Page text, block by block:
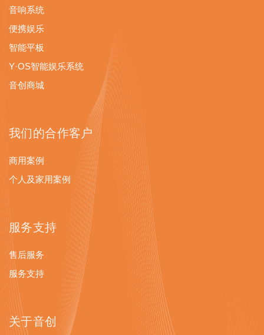
音响系统
便携娱乐
智能平板
Y·OS智能娱乐系统
音创商城
我们的合作客户
商用案例
个人及家用案例
服务支持
售后服务
服务支持
关于音创